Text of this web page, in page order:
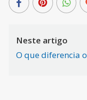
Neste artigo
O que diferencia